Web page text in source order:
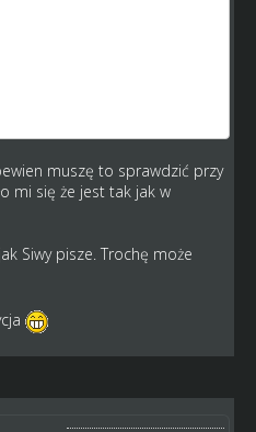
muszę to sprawdzić przy
mi się że jest tak jak w
Siwy pisze. Trochę może